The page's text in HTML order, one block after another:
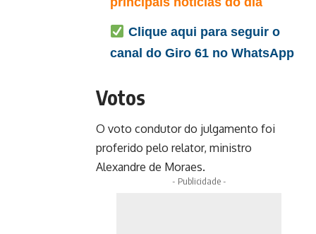
Clique aqui para seguir o
canal do Giro 61 no WhatsApp
Votos
O voto condutor do julgamento foi
proferido pelo relator, ministro
Alexandre de Moraes.
- Publicidade -